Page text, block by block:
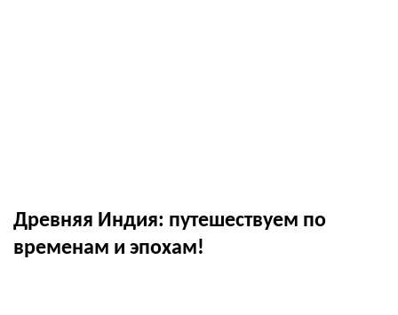
Древняя Индия: путешествуем по
временам и эпохам!